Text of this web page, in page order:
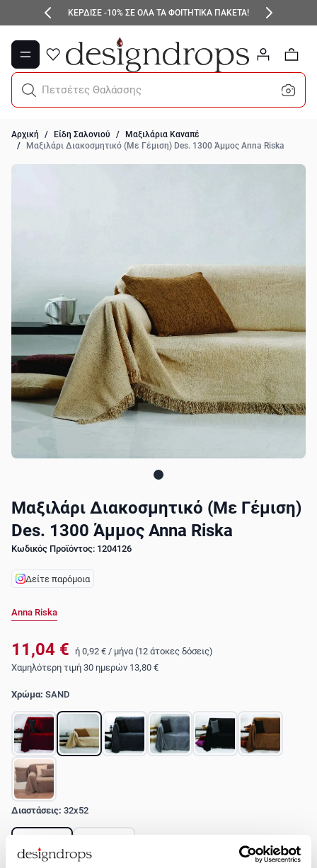
ΚΕΡΔΙΣΕ -10% ΣΕ ΟΛΑ ΤΑ ΦΟΙΤΗΤΙΚΑ ΠΑΚΕΤΑ!
Μετάβαση στο περιεχόμενο
0
Πετσέτες Θαλάσσης
Αρχική / Είδη Σαλονιού /
Μαξιλάρια Καναπέ
/
Μαξιλάρι Διακοσμητικό (Με Γέμιση) Des. 1300 Άμμος Anna Riska
Μαξιλάρι Διακοσμητικό (Με Γέμιση)
Des. 1300 Άμμος Anna Riska
Κωδικός Προϊόντος: 1204126
Δείτε παρόμοια
Anna Riska
11,04 € ή 0,92 € / μήνα (12 άτοκες δόσεις)
Χαμηλότερη τιμή 30 ημερών 13,80 €
Χρώμα: SAND
Διαστάσεις: 32x52
32x52